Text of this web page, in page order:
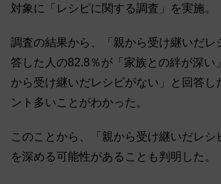
対象に「レシピに関する調査」を実施。
調査の結果から、「親から受け継いだレ
答した人の82.8％が「家族との絆が深い
から受け継いだレシピがない」と回答し
ント多いことがわかった。
このことから、「親から受け継いだレシ
を深める可能性があることも判明した。